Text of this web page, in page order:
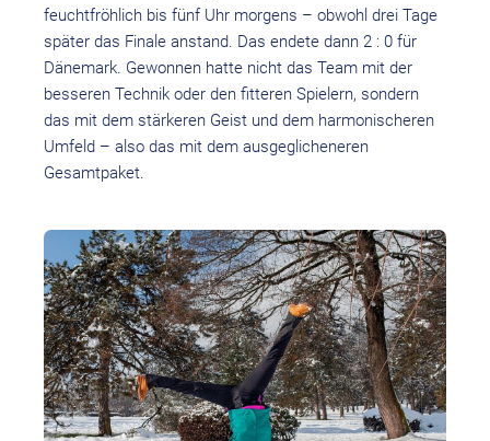
feuchtfröhlich bis fünf Uhr morgens – obwohl drei Tage
später das Finale anstand. Das endete dann 2 : 0 für
Dänemark. Gewonnen hatte nicht das Team mit der
besseren Technik oder den fitteren Spielern, sondern
das mit dem stärkeren Geist und dem harmonischeren
Umfeld – also das mit dem ausgeglicheneren
Gesamtpaket.